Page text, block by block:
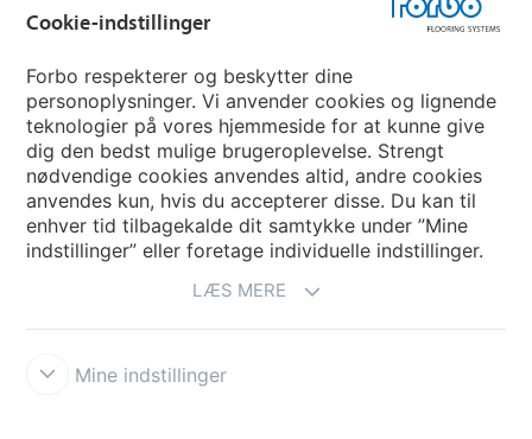
My Forbo
Nuway entrance systems
Cookie-indstillinger
Forbo respekterer og beskytter dine
personoplysninger. Vi anvender cookies og lignende
teknologier på vores hjemmeside for at kunne give
dig den bedst mulige brugeroplevelse. Strengt
nødvendige cookies anvendes altid, andre cookies
anvendes kun, hvis du accepterer disse. Du kan til
enhver tid tilbagekalde dit samtykke under ”Mine
indstillinger” eller foretage individuelle indstillinger.
LÆS MERE
Mine indstillinger